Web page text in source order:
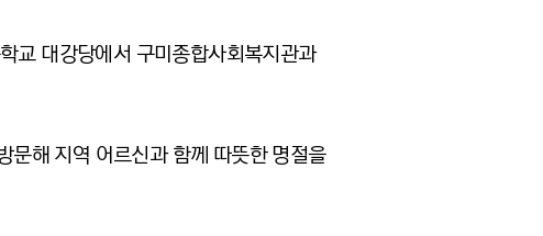
교 대강당에서 구미종합사회복지관과
문해 지역 어르신과 함께 따뜻한 명절을